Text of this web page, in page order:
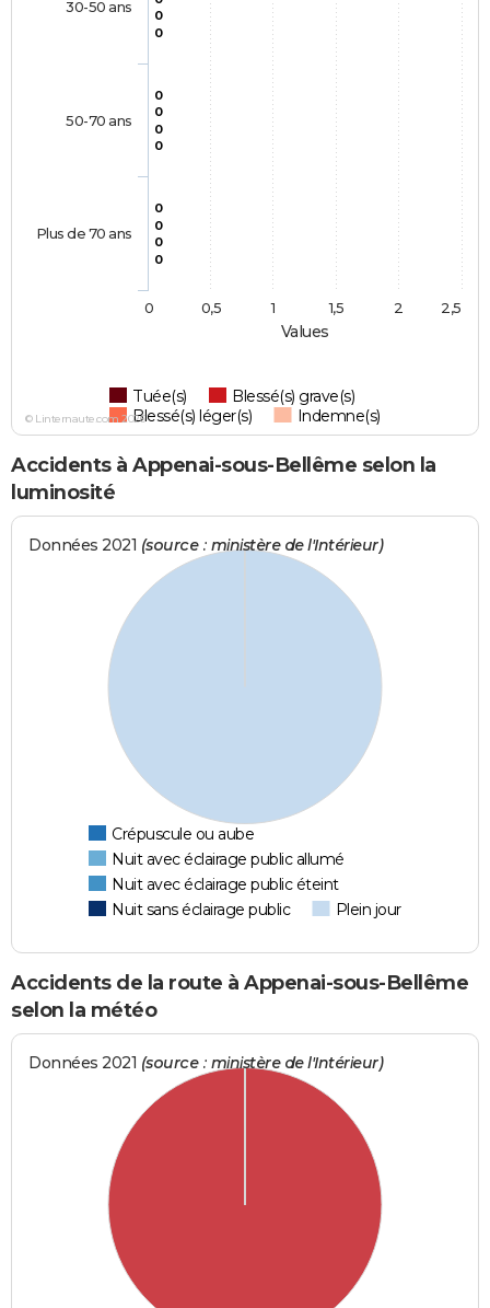
Values
0
0
0
0
0
0
0
0
0
0
Tuée(s)
Blessé(s) grave(s)
Blessé(s) léger(s)
Indemne(s)
30-50 ans
50-70 ans
Plus de 70 ans
0 0,5 1 1,5 2 2,5
© Linternaute.com 2026
Accidents à Appenai-sous-Bellême selon la
luminosité
Données 2021 (source : ministère de l'Intérieur)
Crépuscule ou aube
Nuit avec éclairage public allumé
Nuit avec éclairage public éteint
Nuit sans éclairage public
Plein jour
Accidents de la route à Appenai-sous-Bellême
selon la météo
Données 2021 (source : ministère de l'Intérieur)